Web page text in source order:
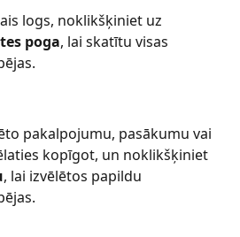
logs, noklikšķiniet uz
poga, lai skatītu visas
pakalpojumu, pasākumu vai
kopīgot, un noklikšķiniet
, lai izvēlētos papildu